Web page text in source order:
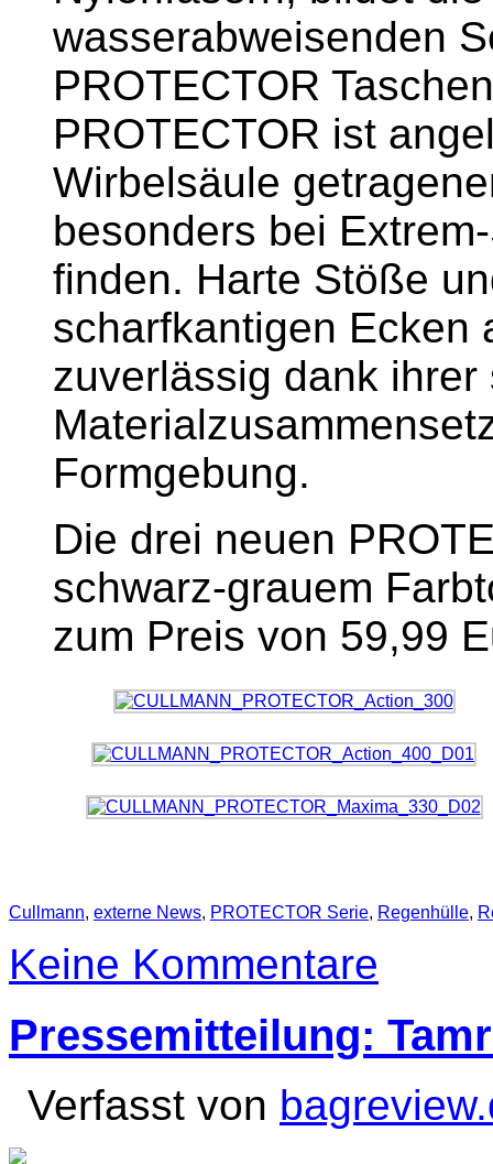
wasserabweisenden
PROTECTOR
PROTECTOR ist
Wirbelsäule
besonders bei
finden. Harte Stöße
scharfkantigen Ecken
zuverlässig dank ihrer
Formgebung.
Die drei neuen
schwarz-grauem
zum Preis von 59,99
Cullmann, externe News, PROTECTOR Serie, Regenhülle,
Keine Kommentare
Pressemitteilung:
Verfasst von